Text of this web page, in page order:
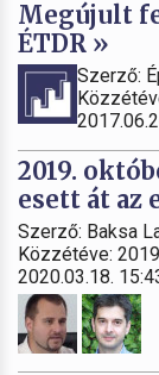
Megújult
ÉTDR »
Szerző:
2019.
esett át az
Szerző: Baksa
Közzétéve:
2020.03.18.